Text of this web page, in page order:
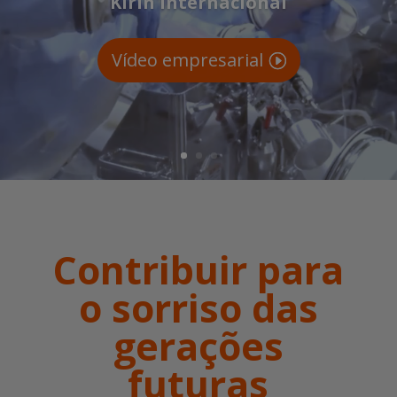
Contribuir para
o sorriso das
gerações
futuras